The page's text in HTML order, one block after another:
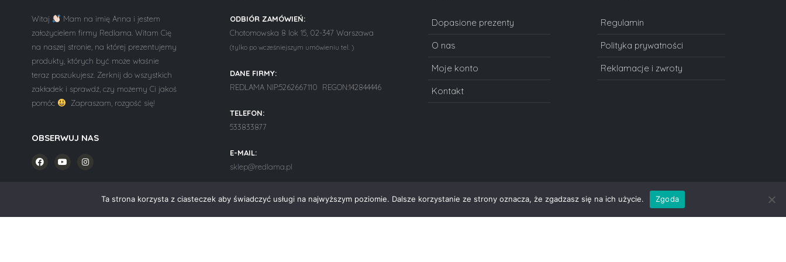
Witaj
Mam na imię Anna i jestem
założycielem firmy Redlama. Witam Cię
na naszej stronie, na której prezentujemy
produkty, których być może właśnie
teraz poszukujesz. Zerknij do wszystkich
zakładek i sprawdź, czy możemy Ci jakoś
pomóc
Zapraszam, rozgość się!
OBSERWUJ NAS
ODBIÓR ZAMÓWIEŃ:
Chotomowska 8 lok 15, 02-347 Warszawa
(tylko po wcześniejszym umówieniu tel. )
DANE FIRMY:
REDLAMA NIP:5262667110 REGON:142844446
TELEFON:
533833877
E-MAIL:
sklep@redlama.pl
Dopasione prezenty
O nas
Moje konto
Kontakt
Regulamin
Polityka prywatności
Reklamacje i zwroty
Ta strona korzysta z ciasteczek aby świadczyć usługi na najwyższym poziomie. Dalsze korzystanie ze strony oznacza, że zgadzasz się na ich użycie. Zgoda